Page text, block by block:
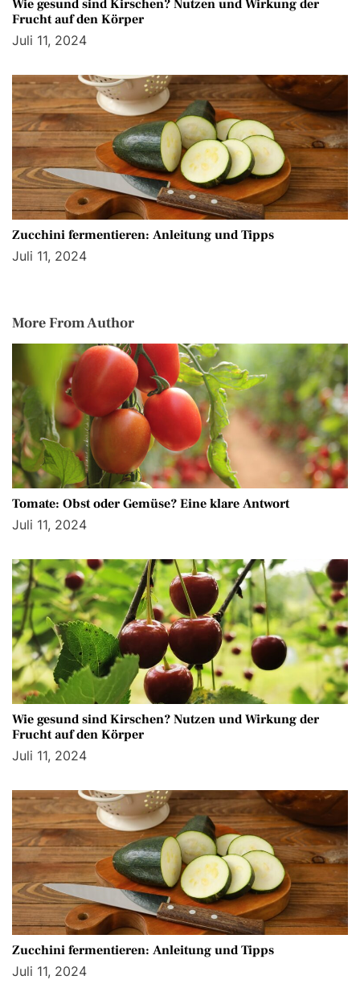
Wie gesund sind Kirschen? Nutzen und Wirkung der
Frucht auf den Körper
Juli 11, 2024
Zucchini fermentieren: Anleitung und Tipps
Juli 11, 2024
More From Author
Tomate: Obst oder Gemüse? Eine klare Antwort
Juli 11, 2024
Wie gesund sind Kirschen? Nutzen und Wirkung der
Frucht auf den Körper
Juli 11, 2024
Zucchini fermentieren: Anleitung und Tipps
Juli 11, 2024